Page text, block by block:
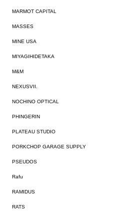
MARMOT CAPITAL
MASSES
MINE USA
MIYAGIHIDETAKA
M&M
NEXUSVII.
NOCHINO OPTICAL
PHINGERIN
PLATEAU STUDIO
PORKCHOP GARAGE SUPPLY
PSEUDOS
Rafu
RAMIDUS
RATS